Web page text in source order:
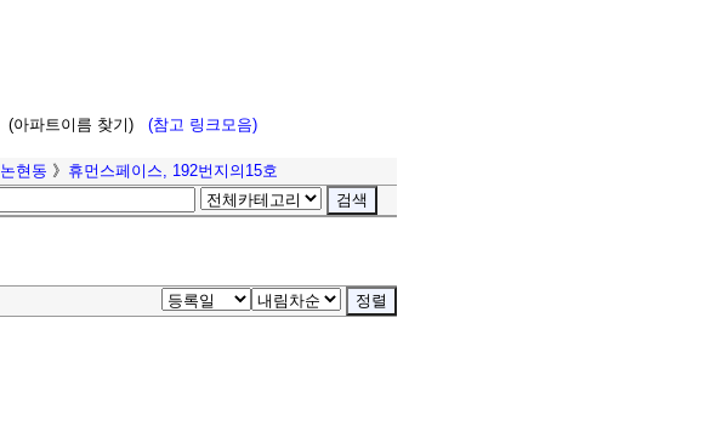
(아파트이름 찾기) (참고 링크모음)
논현동 》 휴먼스페이스, 192번지의15호